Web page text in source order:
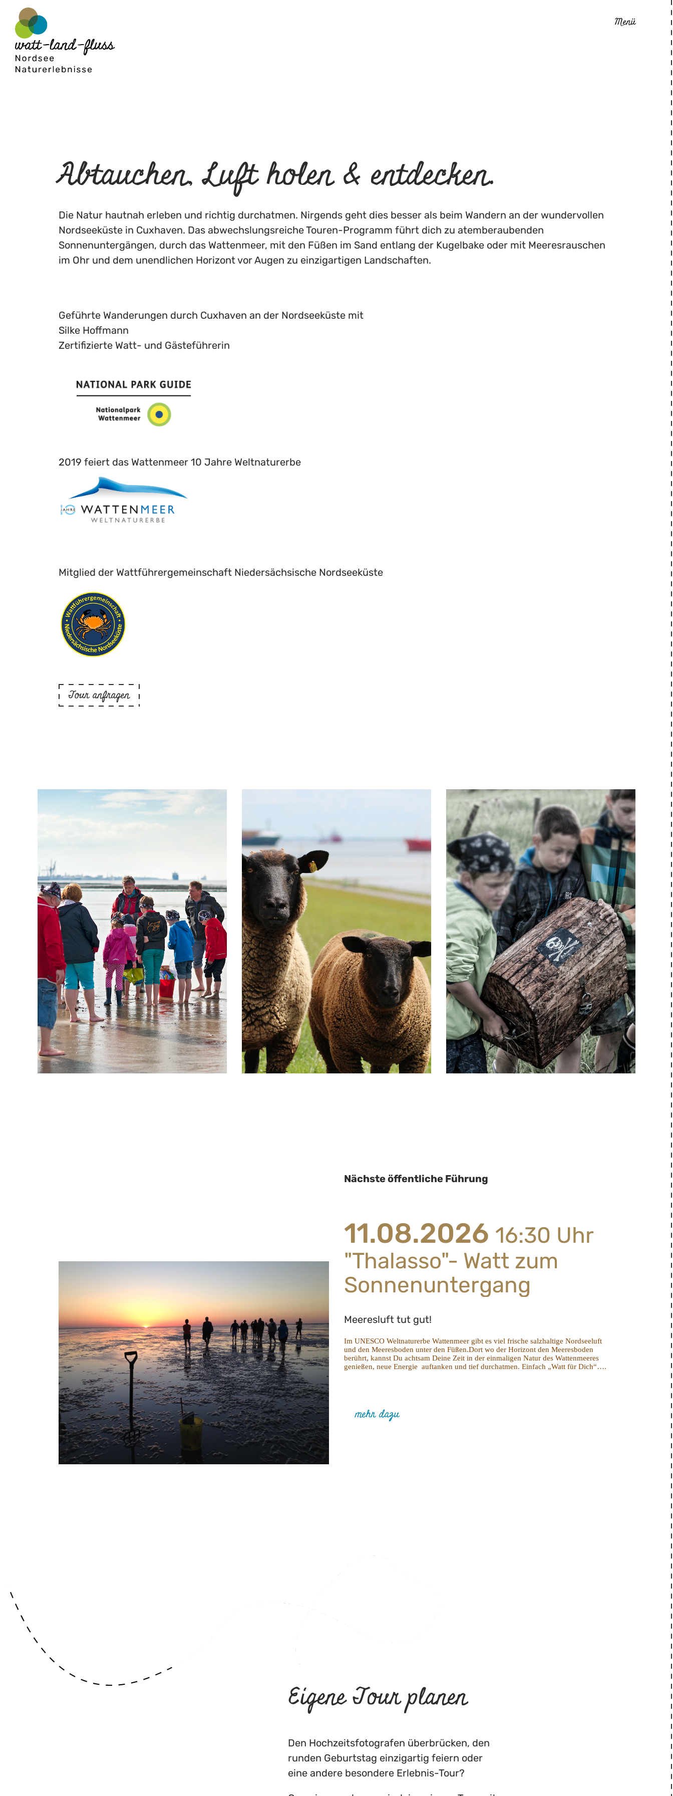
Menü
Abtauchen, Luft holen & entdecken.
Die Natur hautnah erleben und richtig durchatmen. Nirgends geht dies besser als beim Wandern an der wundervollen
Nordseeküste in Cuxhaven. Das abwechslungsreiche Touren-Programm führt dich zu atemberaubenden
Sonnenuntergängen, durch das Wattenmeer, mit den Füßen im Sand entlang der Kugelbake oder mit Meeresrauschen
im Ohr und dem unendlichen Horizont vor Augen zu einzigartigen Landschaften.
Geführte Wanderungen durch Cuxhaven an der Nordseeküste mit
Silke Hoffmann
Zertifizierte Watt- und Gästeführerin
2019 feiert das Wattenmeer 10 Jahre Weltnaturerbe
Mitglied der Wattführergemeinschaft Niedersächsische Nordseeküste
Tour anfragen
durchs Watt übers Land am Fluss
Nächste öffentliche Führung
11.08.2026 16:30 Uhr
"Thalasso"- Watt zum
Sonnenuntergang
Meeresluft tut gut!
Im UNESCO Weltnaturerbe Wattenmeer gibt es viel frische salzhaltige Nordseeluft
und den Meeresboden unter den Füßen.Dort wo der Horizont den Meeresboden
berührt, kannst Du achtsam Deine Zeit in der einmaligen Natur des Wattenmeeres
genießen, neue Energie auftanken und tief durchatmen. Einfach „Watt für Dich“….
mehr dazu
Eigene Tour planen
Den Hochzeitsfotografen überbrücken, den
runden Geburtstag einzigartig feiern oder
eine andere besondere Erlebnis-Tour?